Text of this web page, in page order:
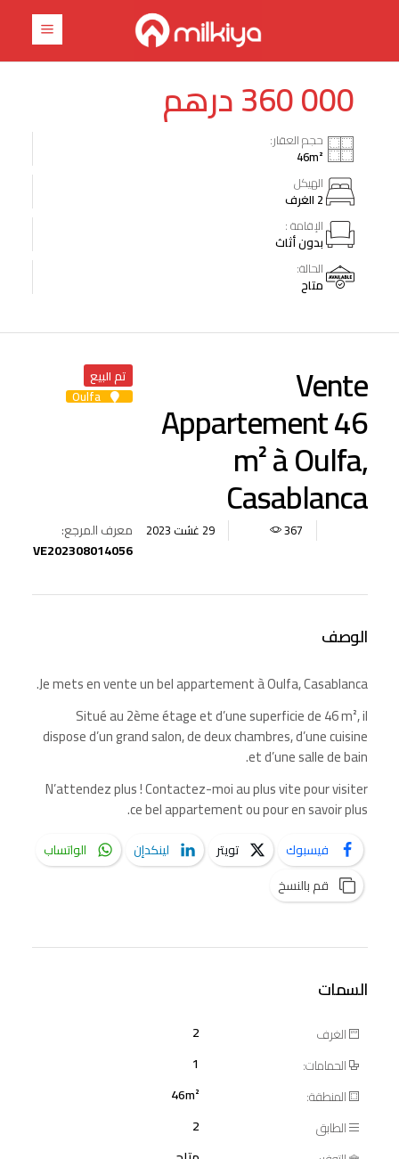
360 000درهم
حجم العقار:
46m²
الهيكل
2 الغرف
الإقامة :
بدون أثاث
الحالة:
متاح
Vente
Appartement 46
m² à Oulfa,
Casablanca
تم البيع
Oulfa
29 غشت 2023 367
معرف المرجع:
VE202308014056
الوصف
Je mets en vente un bel appartement à Oulfa, Casablanca.
Situé au 2ème étage et d’une superficie de 46 m², il
dispose d’un grand salon, de deux chambres, d’une cuisine
et d’une salle de bain.
N’attendez plus ! Contactez-moi au plus vite pour visiter
ce bel appartement ou pour en savoir plus.
فيسبوك تويتر لينكدإن
الواتساب
قم بالنسخ
السمات
الغرف
2
الحمامات:
1
المنطقة:
46m²
الطابق
2